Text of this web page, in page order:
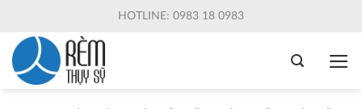
content
HOTLINE: 0983 18 0983